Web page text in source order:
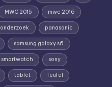
MWC 2015 mwc 2016
onderzoek panasonic
samsung galaxy s6
smartwatch sony
tablet Teufel